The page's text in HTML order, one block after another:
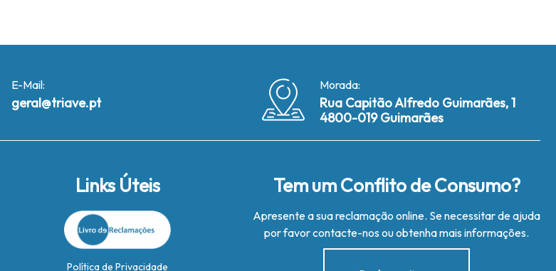
E-Mail:
geral@triave.pt
Morada:
Rua Capitão Alfredo Guimarães, 1
4800-019 Guimarães
Links Úteis
Política de Privacidade
Tem um Conflito de Consumo?
Apresente a sua reclamação online. Se necessitar de ajuda
por favor contacte-nos ou obtenha mais informações.